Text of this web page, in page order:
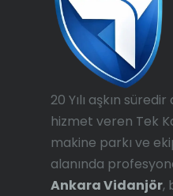
20 Yılı aşkın
hizmet veren Tek
makine parkı ve
alanında
Ankara Vidanjör,